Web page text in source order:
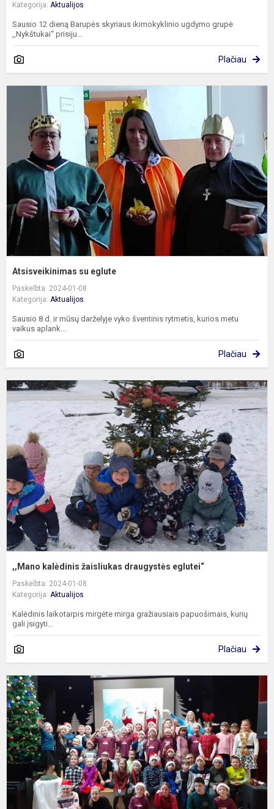
Kategorija: Aktualijos
Sausio 12 dieną Barupės skyriaus ikimokyklinio ugdymo grupė
,,Nykštukai“ prisiju...
Plačiau
Atsisveikinimas su eglute
Paskelbta: 2024-01-08
Kategorija: Aktualijos
Sausio 8 d. ir mūsų darželyje vyko šventinis rytmetis, kurios metu
vaikus aplank...
Plačiau
,,Mano kalėdinis žaisliukas draugystės eglutei“
Paskelbta: 2024-01-08
Kategorija: Aktualijos
Kalėdinis laikotarpis mirgėte mirga gražiausiais papuošimais, kurių
gali įsigyti...
Plačiau